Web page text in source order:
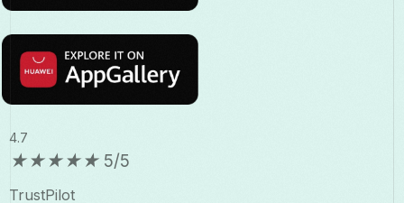
4.7
★★★★★ 5/5
TrustPilot